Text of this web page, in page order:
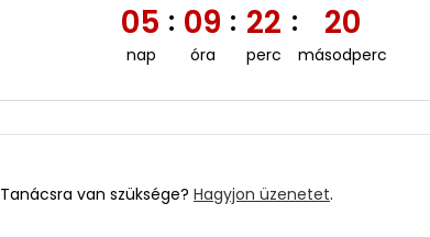
05
nap
: 09
óra
: 22
perc
: 19
másodperc
Tanácsra van szüksége? Hagyjon üzenetet.